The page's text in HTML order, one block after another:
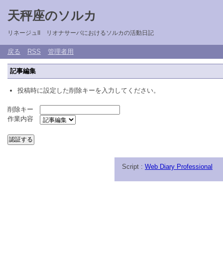
天秤座のソルカ
リネージュII リオナサーバにおけるソルカの活動日記
戻る RSS 管理者用
記事編集
投稿時に設定した削除キーを入力してください。
削除キー
作業内容
Script : Web Diary Professional